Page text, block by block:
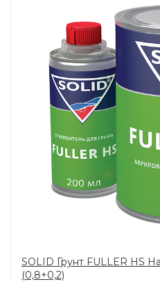
SOLID Грунт FULLER HS
(0,8+0,2)